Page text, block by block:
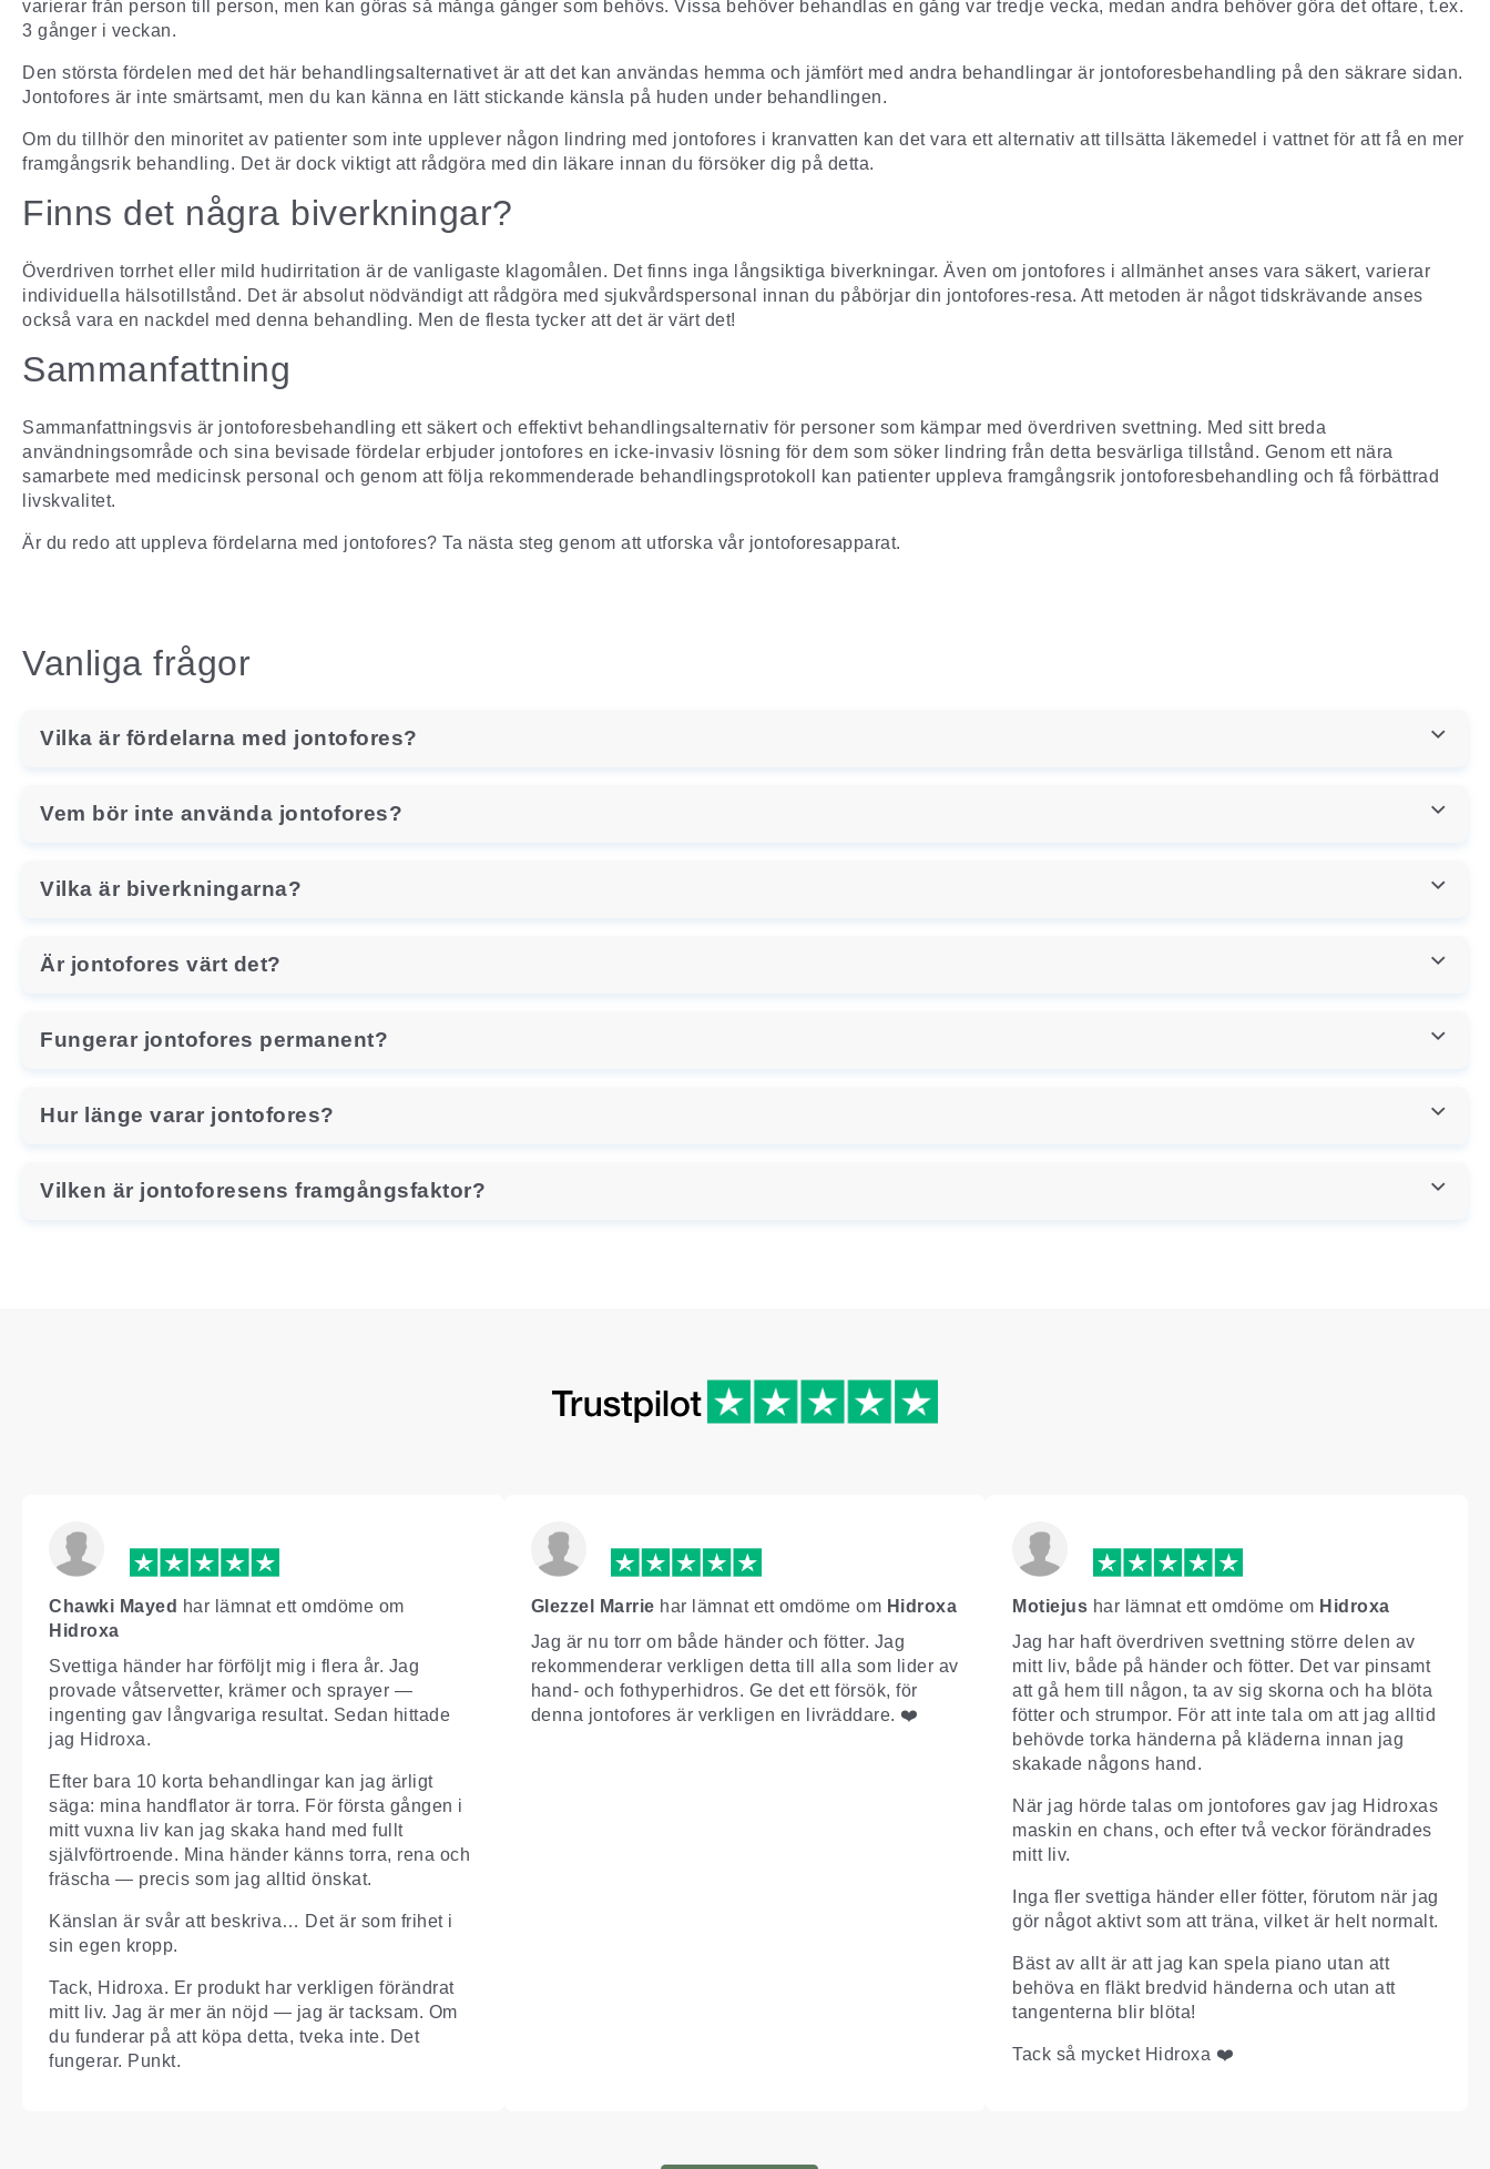
varierar från person till person, men kan göras så många gånger som behövs. Vissa behöver behandlas en gång var tredje vecka, medan andra behöver göra det oftare, t.ex.
3 gånger i veckan.
Den största fördelen med det här behandlingsalternativet är att det kan användas hemma och jämfört med andra behandlingar är jontoforesbehandling på den säkrare sidan.
Jontofores är inte smärtsamt, men du kan känna en lätt stickande känsla på huden under behandlingen.
Om du tillhör den minoritet av patienter som inte upplever någon lindring med jontofores i kranvatten kan det vara ett alternativ att tillsätta läkemedel i vattnet för att få en mer
framgångsrik behandling. Det är dock viktigt att rådgöra med din läkare innan du försöker dig på detta.
Finns det några biverkningar?
Överdriven torrhet eller mild hudirritation är de vanligaste klagomålen. Det finns inga långsiktiga biverkningar. Även om jontofores i allmänhet anses vara säkert, varierar
individuella hälsotillstånd. Det är absolut nödvändigt att rådgöra med sjukvårdspersonal innan du påbörjar din jontofores-resa. Att metoden är något tidskrävande anses
också vara en nackdel med denna behandling. Men de flesta tycker att det är värt det!
Sammanfattning
Sammanfattningsvis är jontoforesbehandling ett säkert och effektivt behandlingsalternativ för personer som kämpar med överdriven svettning. Med sitt breda
användningsområde och sina bevisade fördelar erbjuder jontofores en icke-invasiv lösning för dem som söker lindring från detta besvärliga tillstånd. Genom ett nära
samarbete med medicinsk personal och genom att följa rekommenderade behandlingsprotokoll kan patienter uppleva framgångsrik jontoforesbehandling och få förbättrad
livskvalitet.
Är du redo att uppleva fördelarna med jontofores? Ta nästa steg genom att utforska vår jontoforesapparat.
Vanliga frågor
Vilka är fördelarna med jontofores?
Vem bör inte använda jontofores?
Vilka är biverkningarna?
Är jontofores värt det?
Fungerar jontofores permanent?
Hur länge varar jontofores?
Vilken är jontoforesens framgångsfaktor?
Chawki Mayed har lämnat ett omdöme om
Hidroxa
Svettiga händer har förföljt mig i flera år. Jag
provade våtservetter, krämer och sprayer —
ingenting gav långvariga resultat. Sedan hittade
jag Hidroxa.
Efter bara 10 korta behandlingar kan jag ärligt
säga: mina handflator är torra. För första gången i
mitt vuxna liv kan jag skaka hand med fullt
självförtroende. Mina händer känns torra, rena och
fräscha — precis som jag alltid önskat.
Känslan är svår att beskriva… Det är som frihet i
sin egen kropp.
Tack, Hidroxa. Er produkt har verkligen förändrat
mitt liv. Jag är mer än nöjd — jag är tacksam. Om
du funderar på att köpa detta, tveka inte. Det
fungerar. Punkt.
Glezzel Marrie har lämnat ett omdöme om Hidroxa
Jag är nu torr om både händer och fötter. Jag
rekommenderar verkligen detta till alla som lider av
hand- och fothyperhidros. Ge det ett försök, för
denna jontofores är verkligen en livräddare. ❤️
Motiejus har lämnat ett omdöme om Hidroxa
Jag har haft överdriven svettning större delen av
mitt liv, både på händer och fötter. Det var pinsamt
att gå hem till någon, ta av sig skorna och ha blöta
fötter och strumpor. För att inte tala om att jag alltid
behövde torka händerna på kläderna innan jag
skakade någons hand.
När jag hörde talas om jontofores gav jag Hidroxas
maskin en chans, och efter två veckor förändrades
mitt liv.
Inga fler svettiga händer eller fötter, förutom när jag
gör något aktivt som att träna, vilket är helt normalt.
Bäst av allt är att jag kan spela piano utan att
behöva en fläkt bredvid händerna och utan att
tangenterna blir blöta!
Tack så mycket Hidroxa ❤️